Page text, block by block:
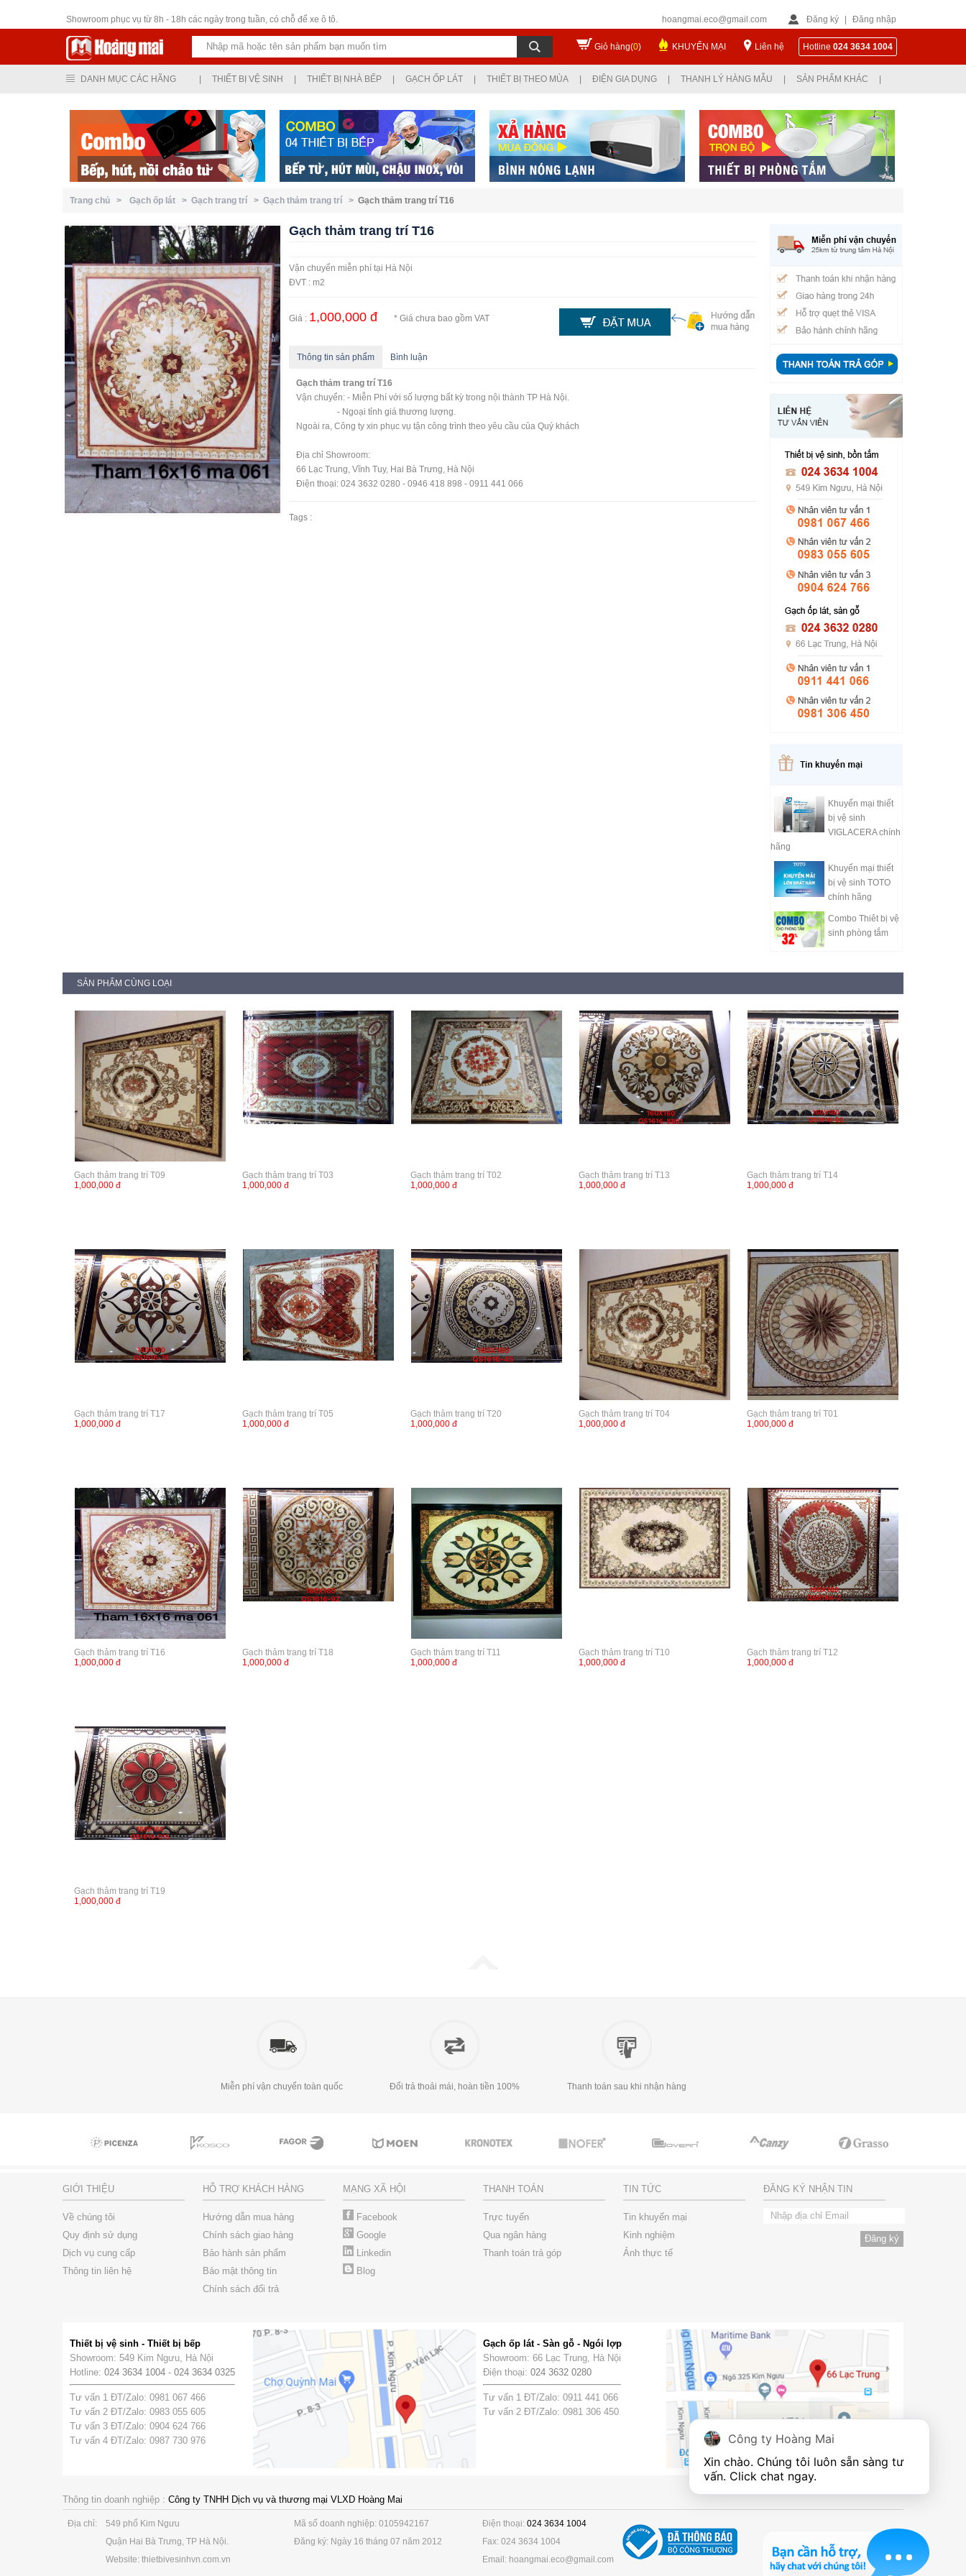
Showroom phục vụ từ 8h - 18h các ngày trong tuần, có chỗ để xe ô tô.
hoangmai.eco@gmail.com Đăng ký Đăng nhập
Giỏ hàng(0) KHUYẾN MẠI Liên hệ Hotline 024 3634 1004
DANH MỤC CÁC HÃNG THIẾT BỊ VỆ SINH THIẾT BỊ NHÀ BẾP GẠCH ỐP LÁT THIẾT BỊ THEO MÙA ĐIỆN GIA DỤNG THANH LÝ HÀNG MẪU SẢN PHẨM KHÁC
Trang chủ > Gạch ốp lát > Gạch trang trí > Gạch thảm trang trí > Gạch thảm trang trí T16
Gạch thảm trang trí T16
Vận chuyển miễn phí tại Hà Nội
ĐVT : m2
Giá : 1,000,000 đ * Giá chưa bao gồm VAT
Thông tin sản phẩm Bình luận
Gạch thảm trang trí T16
Vận chuyển: - Miễn Phí với số lượng bất kỳ trong nội thành TP Hà Nội.
- Ngoại tỉnh giá thương lượng.
Ngoài ra, Công ty xin phục vụ tận công trình theo yêu cầu của Quý khách
Địa chỉ Showroom:
66 Lạc Trung, Vĩnh Tuy, Hai Bà Trưng, Hà Nội
Điện thoại: 024 3632 0280 - 0946 418 898 - 0911 441 066
Tags :
Khuyến mại thiết
bị vệ sinh
VIGLACERA chính
hãng
Khuyến mại thiết
bị vệ sinh TOTO
chính hãng
Combo Thiêt bị vệ
sinh phòng tắm
SẢN PHẨM CÙNG LOẠI
Gạch thảm trang trí T09
1,000,000 đ
Gạch thảm trang trí T03
1,000,000 đ
Gạch thảm trang trí T02
1,000,000 đ
Gạch thảm trang trí T13
1,000,000 đ
Gạch thảm trang trí T14
1,000,000 đ
Gạch thảm trang trí T17
1,000,000 đ
Gạch thảm trang trí T05
1,000,000 đ
Gạch thảm trang trí T20
1,000,000 đ
Gạch thảm trang trí T04
1,000,000 đ
Gạch thảm trang trí T01
1,000,000 đ
Gạch thảm trang trí T16
1,000,000 đ
Gạch thảm trang trí T18
1,000,000 đ
Gạch thảm trang trí T11
1,000,000 đ
Gạch thảm trang trí T10
1,000,000 đ
Gạch thảm trang trí T12
1,000,000 đ
Gạch thảm trang trí T19
1,000,000 đ
Miễn phí vận chuyển toàn quốc Đổi trả thoải mái, hoàn tiền 100% Thanh toán sau khi nhận hàng
GIỚI THIỆU
Về chúng tôi
Quy định sử dụng
Dịch vụ cung cấp
Thông tin liên hệ
HỖ TRỢ KHÁCH HÀNG
Hướng dẫn mua hàng
Chính sách giao hàng
Bảo hành sản phẩm
Bảo mật thông tin
Chính sách đổi trả
MẠNG XÃ HỘI
Facebook
Google
Linkedin
Blog
THANH TOÁN
Trực tuyến
Qua ngân hàng
Thanh toán trả góp
TIN TỨC
Tin khuyến mại
Kinh nghiệm
Ảnh thực tế
ĐĂNG KÝ NHẬN TIN
Thiết bị vệ sinh - Thiết bị bếp
Showroom: 549 Kim Ngưu, Hà Nội
Hotline: 024 3634 1004 - 024 3634 0325
Tư vấn 1 ĐT/Zalo: 0981 067 466
Tư vấn 2 ĐT/Zalo: 0983 055 605
Tư vấn 3 ĐT/Zalo: 0904 624 766
Tư vấn 4 ĐT/Zalo: 0987 730 976
Gạch ốp lát - Sàn gỗ - Ngói lợp
Showroom: 66 Lạc Trung, Hà Nội
Điện thoại: 024 3632 0280
Tư vấn 1 ĐT/Zalo: 0911 441 066
Tư vấn 2 ĐT/Zalo: 0981 306 450
Thông tin doanh nghiệp : Công ty TNHH Dịch vụ và thương mại VLXD Hoàng Mai
Địa chỉ:
549 phố Kim Ngưu
Quận Hai Bà Trưng, TP Hà Nội.
Website: thietbivesinhvn.com.vn
Mã số doanh nghiệp: 0105942167
Đăng ký: Ngày 16 tháng 07 năm 2012
Điện thoại: 024 3634 1004
Fax: 024 3634 1004
Email: hoangmai.eco@gmail.com
Công ty Hoàng Mai
Xin chào. Chúng tôi luôn sẵn sàng tư
vấn. Click chat ngay.